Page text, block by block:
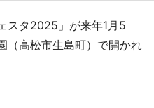
スタ2025」が来年1月5
（高松市生島町）で開かれ